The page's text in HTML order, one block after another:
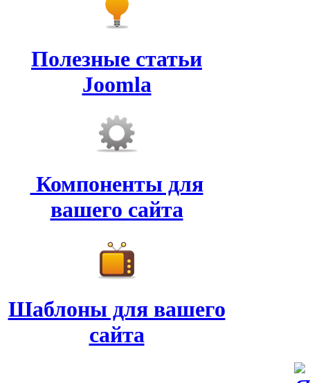
Полезные статьи
Joomla
Компоненты для
вашего сайта
Шаблоны для вашего
сайта